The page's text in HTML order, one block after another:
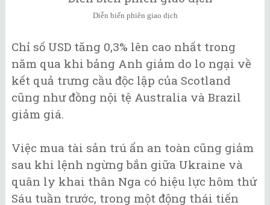
Diễn biến phiên giao dịch
Chỉ số USD tăng 0,3% lên cao nhất trong
năm qua khi bảng Anh giảm do lo ngại về
kết quả trưng cầu độc lập của Scotland
cũng như đồng nội tệ Australia và Brazil
giảm giá.
Việc mua tài sản trú ẩn an toàn cũng giảm
sau khi lệnh ngừng bắn giữa Ukraine và
quân ly khai thân Nga có hiệu lực hôm thứ
Sáu tuần trước, trong một động thái tiến